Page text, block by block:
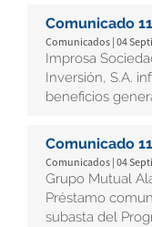
Comunicado
Comunicados | 04
Improsa
Inversión, S.A.
beneficios
Comunicado
Comunicados | 04
Grupo Mutual
Préstamo
subasta del